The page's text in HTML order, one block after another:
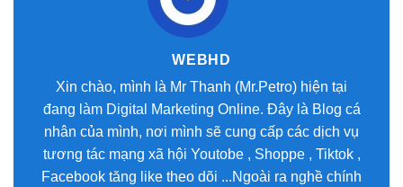
WEBHD
Xin chào, mình là Mr Thanh (Mr.Petro) hiện tại
đang làm Digital Marketing Online. Đây là Blog cá
nhân của mình, nơi mình sẽ cung cấp các dịch vụ
tương tác mạng xã hội Youtobe , Shoppe , Tiktok ,
Facebook tăng like theo dõi ...Ngoài ra nghề chính